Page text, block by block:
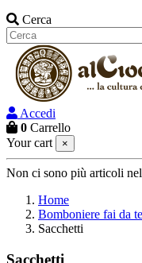
Cerca
Accedi
0 Carrello
Your cart
×
Non ci sono più articoli
Home
Bomboniere fai da te
Sacchetti
Sacchetti